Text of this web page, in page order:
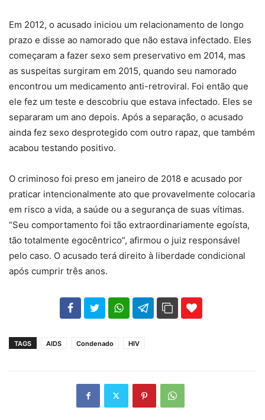
Em 2012, o acusado iniciou um relacionamento de longo
prazo e disse ao namorado que não estava infectado. Eles
começaram a fazer sexo sem preservativo em 2014, mas
as suspeitas surgiram em 2015, quando seu namorado
encontrou um medicamento anti-retroviral. Foi então que
ele fez um teste e descobriu que estava infectado. Eles se
separaram um ano depois. Após a separação, o acusado
ainda fez sexo desprotegido com outro rapaz, que também
acabou testando positivo.
O criminoso foi preso em janeiro de 2018 e acusado por
praticar intencionalmente ato que provavelmente colocaria
em risco a vida, a saúde ou a segurança de suas vítimas.
“Seu comportamento foi tão extraordinariamente egoísta,
tão totalmente egocêntrico”, afirmou o juiz responsável
pelo caso. O acusado terá direito à liberdade condicional
após cumprir três anos.
102 35
TAGS AIDS Condenado HIV